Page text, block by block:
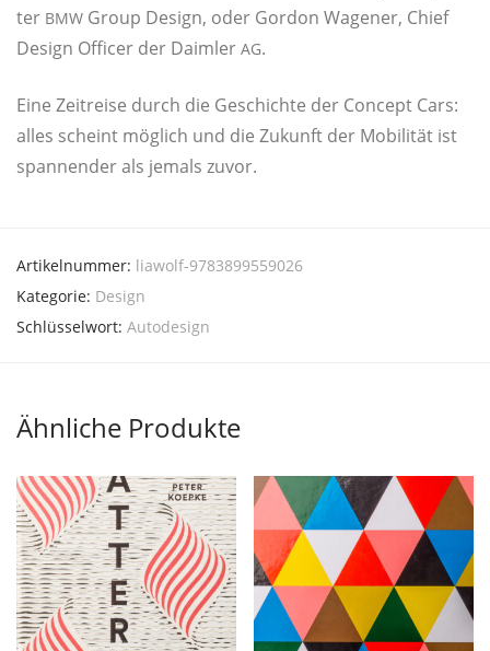
ter BMW Group Design, oder Gor­don Wagener, Chief
Design Offi­cer der Daim­ler AG.
Eine Zeit­rei­se durch die Geschich­te der Con­cept Cars:
alles scheint mög­lich und die Zukunft der Mobi­li­tät ist
span­nen­der als jemals zuvor.
Artikelnummer: liawolf-9783899559026
Kategorie: Design
Schlüsselwort: Autodesign
Ähnliche Produkte